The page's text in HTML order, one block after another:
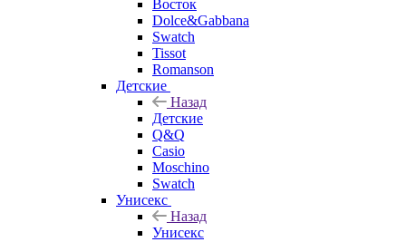
Восток
Dolce&Gabbana
Swatch
Tissot
Romanson
Детские
Назад
Детские
Q&Q
Casio
Moschino
Swatch
Унисекс
Назад
Унисекс